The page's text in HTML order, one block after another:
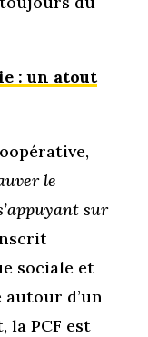
: un atout
le
sur
sociale et
d’un
la PCF est